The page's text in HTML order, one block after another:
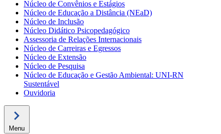
Núcleo de Convênios e Estágios
Núcleo de Educação a Distância (NEaD)
Núcleo de Inclusão
Núcleo Didático Psicopedagógico
Assessoria de Relações Internacionais
Núcleo de Carreiras e Egressos
Núcleo de Extensão
Núcleo de Pesquisa
Núcleo de Educação e Gestão Ambiental: UNI-RN
Sustentável
Ouvidoria
Menu